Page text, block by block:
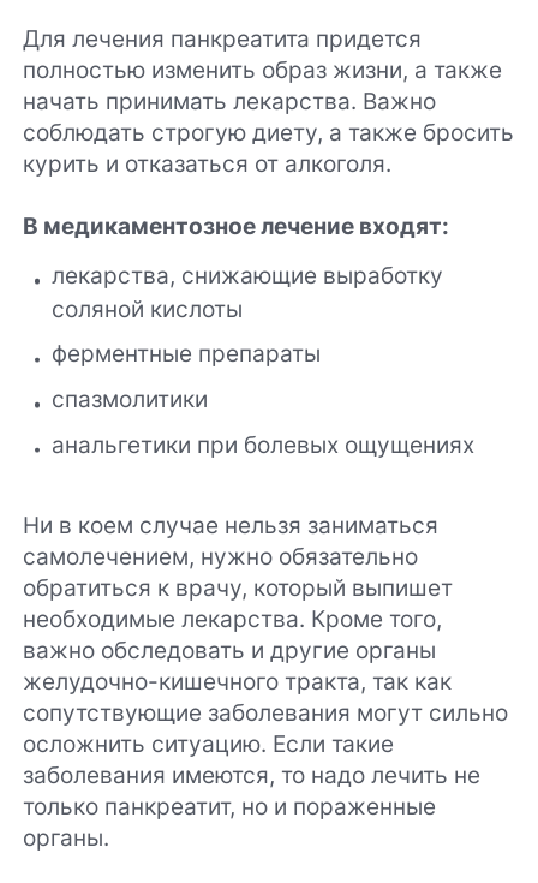
Для лечения панкреатита придется
полностью изменить образ жизни, а также
начать принимать лекарства. Важно
соблюдать строгую диету, а также бросить
курить и отказаться от алкоголя.
В медикаментозное лечение входят:
лекарства, снижающие выработку
соляной кислоты
ферментные препараты
спазмолитики
анальгетики при болевых ощущениях
Ни в коем случае нельзя заниматься
самолечением, нужно обязательно
обратиться к врачу, который выпишет
необходимые лекарства. Кроме того,
важно обследовать и другие органы
желудочно-кишечного тракта, так как
сопутствующие заболевания могут сильно
осложнить ситуацию. Если такие
заболевания имеются, то надо лечить не
только панкреатит, но и пораженные
органы.